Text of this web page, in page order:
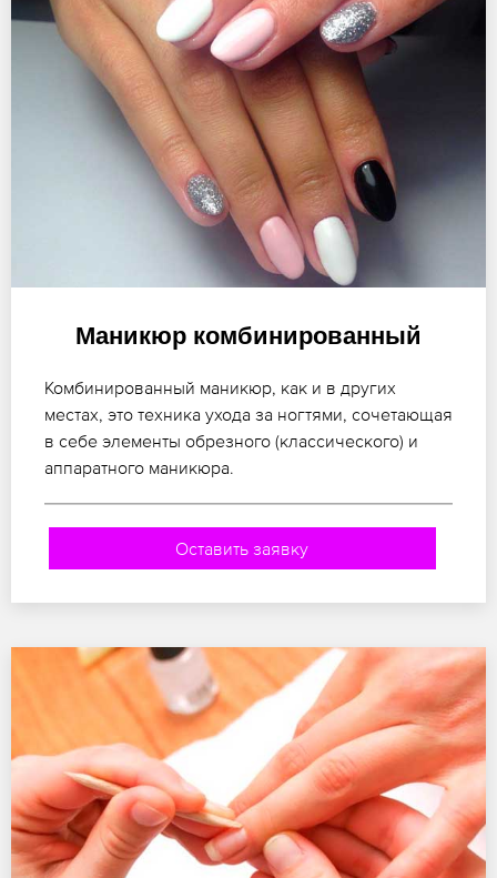
Маникюр комбинированный
Комбинированный маникюр, как и в других
местах, это техника ухода за ногтями, сочетающая
в себе элементы обрезного (классического) и
аппаратного маникюра.
Оставить заявку